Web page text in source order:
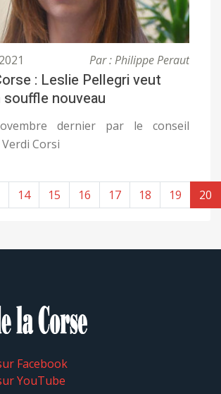
Par : Philippe Peraut
: Leslie Pellegri veut
souffle nouveau
dernier par le conseil
Corsi
14 15 16 17 18 19 20
Facebook
YouTube